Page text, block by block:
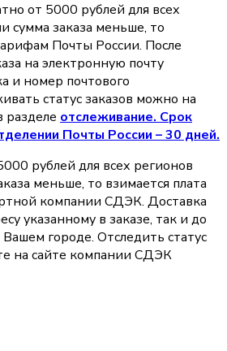
от 5000 рублей для всех
сумма заказа меньше, то
Почты России. После
на электронную почту
и номер почтового
статус заказов можно на
разделе oтслеживание. Срок
Почты России – 30 дней.
рублей для всех регионов
меньше, то взимается плата
компании СДЭК. Доставка
указанному в заказе, так и до
городе. Отследить статус
на сайте компании СДЭК